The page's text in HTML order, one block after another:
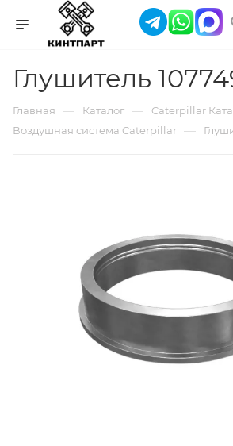
Глушитель
Главная — Каталог — Caterpillar
Воздушная система Caterpillar —